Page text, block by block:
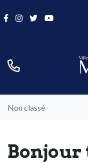
auLien vers le compte
Lien vers le
Lien vers le
Lien vers
Non classé
Bonjour